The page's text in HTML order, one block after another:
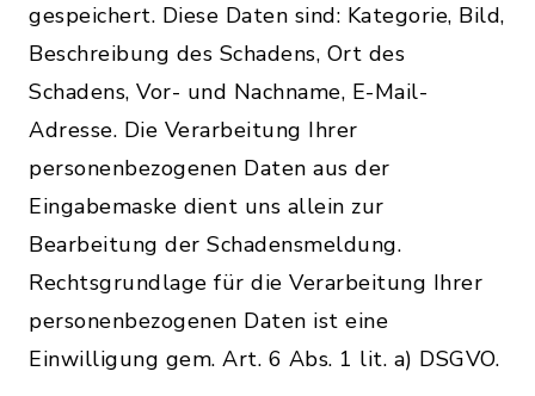
gespeichert. Diese Daten sind: Kategorie, Bild,
Beschreibung des Schadens, Ort des
Schadens, Vor- und Nachname, E-Mail-
Adresse. Die Verarbeitung Ihrer
personenbezogenen Daten aus der
Eingabemaske dient uns allein zur
Bearbeitung der Schadensmeldung.
Rechtsgrundlage für die Verarbeitung Ihrer
personenbezogenen Daten ist eine
Einwilligung gem. Art. 6 Abs. 1 lit. a) DSGVO.